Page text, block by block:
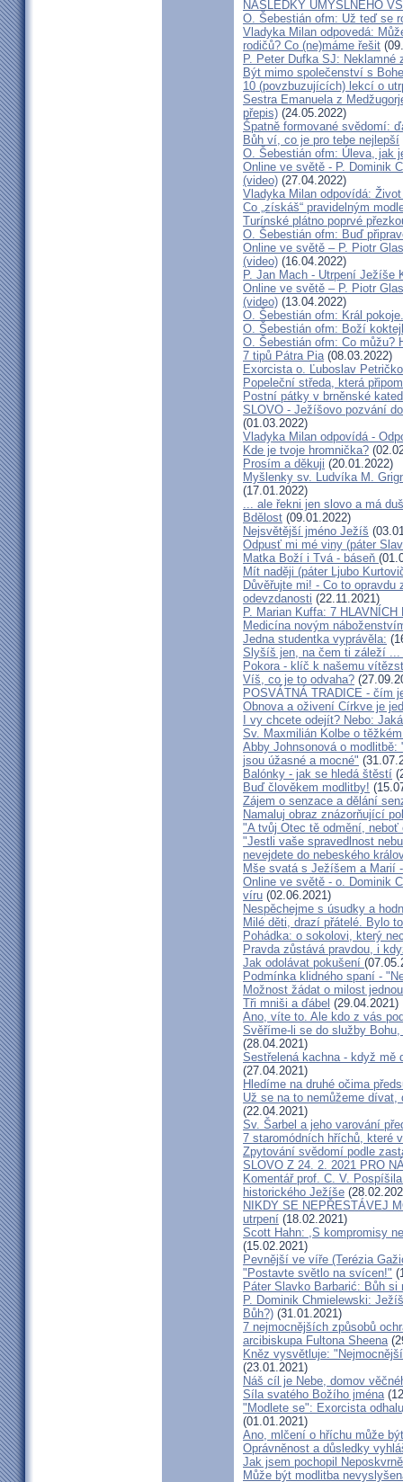
NÁSLEDKY ÚMYSLNÉHO
O. Šebestián ofm: Už teď se
Vladyka Milan odpovedá:
rodičů? Co (ne)máme řešit
P. Peter Dufka SJ:
Být mimo společenství s
10 (povzbuzujících) lekcí o
Sestra Emanuela z
přepis) (24.05.2022)
Špatně formované svědomí:
Bůh ví, co je pro tebe nejlepší
O. Šebestián ofm: Úleva, jak
Online ve světě - P. Dominik
(video) (27.04.2022)
Vladyka Milan odpovídá:
Co „získáš“ pravidelným
Turínské plátno poprvé
O. Šebestián ofm: Buď
Online ve světě – P. Piotr
(video) (16.04.2022)
P. Jan Mach - Utrpení Ježíše
Online ve světě – P. Piotr
(video) (13.04.2022)
O. Šebestián ofm: Král
O. Šebestián ofm: Boží
O. Šebestián ofm: Co můžu?
7 tipů Pátra Pia(08.03.2022)
Exorcista o. Ľuboslav
Popeleční středa, která
Postní pátky v brněnské
SLOVO - Ježíšovo pozvání
(01.03.2022)
Vladyka Milan odpovídá -
Kde je tvoje hromnička?
Prosím a děkuji (20.01.2022)
Myšlenky sv. Ludvíka M.
(17.01.2022)
... ale řekni jen slovo a má
Bdělost (09.01.2022)
Nejsvětější jméno Ježíš
Odpusť mi mé viny (páter
Matka Boží i Tvá - báseň
Mít naději (páter Ljubo
Důvěřujte mi! - Co to
odevzdanosti (22.11.2021)
P. Marian Kuffa: 7
Medicína novým
Jedna studentka vyprávěla:
Slyšíš jen, na čem ti záleží ...
Pokora - klíč k našemu
Víš, co je to odvaha?
POSVÁTNÁ TRADICE - čím
Obnova a oživení Církve je
I vy chcete odejít? Nebo:
Sv. Maxmilián Kolbe o
Abby Johnsonová o
jsou úžasné a mocné"
Balónky - jak se hledá štěstí
Buď člověkem modlitby!
Zájem o senzace a dělání
Namaluj obraz znázorňující
"A tvůj Otec tě odmění,
"Jestli vaše spravedlnost
nevejdete do nebeského
Mše svatá s Ježíšem a Marií
Online ve světě - o. Dominik
víru (02.06.2021)
Nespěchejme s úsudky a
Milé děti, drazí přátelé. Bylo
Pohádka: o sokolovi, který
Pravda zůstává pravdou, i
Jak odolávat pokušení
Podmínka klidného spaní -
Možnost žádat o milost
Tři mniši a ďábel (29.04.2021)
Ano, víte to. Ale kdo z vás
Svěříme-li se do služby
(28.04.2021)
Sestřelená kachna - když mě
(27.04.2021)
Hledíme na druhé očima
Už se na to nemůžeme
(22.04.2021)
Sv. Šarbel a jeho varování
7 staromódních hříchů, které
Zpytování svědomí podle
SLOVO Z 24. 2. 2021 PRO
Komentář prof. C. V.
historického Ježíše
NIKDY SE NEPŘESTÁVEJ
utrpení (18.02.2021)
Scott Hahn: ,S kompromisy
(15.02.2021)
Pevnější ve víře (Terézia
"Postavte světlo na svícen!"
Páter Slavko Barbarić: Bůh
P. Dominik Chmielewski:
Bůh?) (31.01.2021)
7 nejmocnějších způsobů
arcibiskupa Fultona Sheena
Kněz vysvětluje:
(23.01.2021)
Náš cíl je Nebe, domov
Síla svatého Božího jména
"Modlete se": Exorcista
(01.01.2021)
Ano, mlčení o hříchu může
Oprávněnost a důsledky
Jak jsem pochopil
Může být modlitba